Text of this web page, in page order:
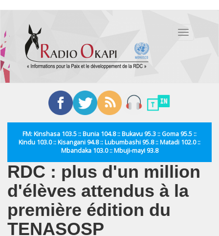
contenu
principal
Toggle
FM: Kinshasa 103.5 :: Bunia 104.8 :: Bukavu 95.3 :: Goma 95.5 ::
Kindu 103.0 :: Kisangani 94.8 :: Lubumbashi 95.8 :: Matadi 102.0 ::
Mbandaka 103.0 :: Mbuji-mayi 93.8
RDC : plus d'un million
d'élèves attendus à la
première édition du
TENASOSP